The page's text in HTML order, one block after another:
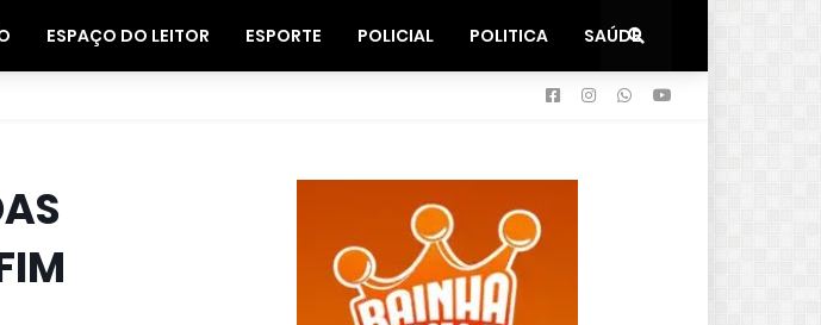
ESPAÇO DO LEITOR ESPORTE POLICIAL POLITICA SAÚDE